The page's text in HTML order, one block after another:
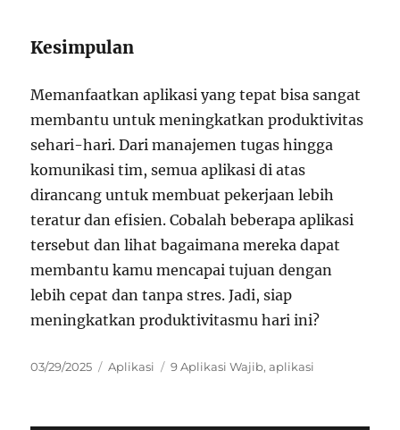
Kesimpulan
Memanfaatkan aplikasi yang tepat bisa sangat
membantu untuk meningkatkan produktivitas
sehari-hari. Dari manajemen tugas hingga
komunikasi tim, semua aplikasi di atas
dirancang untuk membuat pekerjaan lebih
teratur dan efisien. Cobalah beberapa aplikasi
tersebut dan lihat bagaimana mereka dapat
membantu kamu mencapai tujuan dengan
lebih cepat dan tanpa stres. Jadi, siap
meningkatkan produktivitasmu hari ini?
Posted
03/29/2025 Categories
Aplikasi Tags
9 Aplikasi Wajib,aplikasi